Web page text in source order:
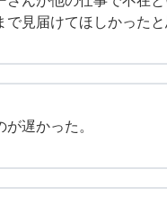
で見届けてほしかった
遅かった。